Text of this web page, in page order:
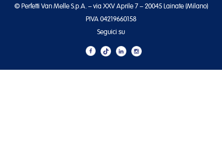
© Perfetti Van Melle S.p.A. – via XXV Aprile 7 – 20045 Lainate (Milano)
PIVA 04219660158
Seguici su